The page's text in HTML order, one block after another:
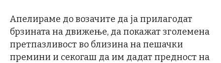
Апелираме до возачите да ја прилагодат
брзината на движење, да покажат зголемена
претпазливост во близина на пешачки
премини и секогаш да им дадат предност на